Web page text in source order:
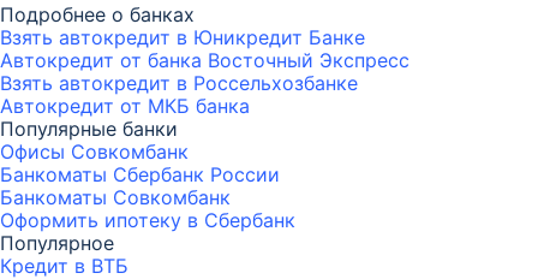
Подробнее о банках
Взять автокредит в Юникредит Банке
Автокредит от банка Восточный Экспресс
Взять автокредит в Россельхозбанке
Автокредит от МКБ банка
Популярные банки
Офисы Совкомбанк
Банкоматы Сбербанк России
Банкоматы Совкомбанк
Оформить ипотеку в Сбербанк
Популярное
Кредит в ВТБ